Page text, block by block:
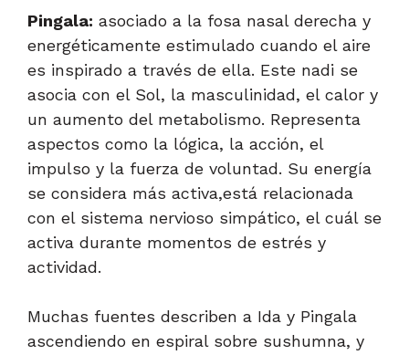
Pingala: asociado a la fosa nasal derecha y
energéticamente estimulado cuando el aire
es inspirado a través de ella. Este nadi se
asocia con el Sol, la masculinidad, el calor y
un aumento del metabolismo. Representa
aspectos como la lógica, la acción, el
impulso y la fuerza de voluntad. Su energía
se considera más activa,está relacionada
con el sistema nervioso simpático, el cuál se
activa durante momentos de estrés y
actividad.
Muchas fuentes describen a Ida y Pingala
ascendiendo en espiral sobre sushumna, y